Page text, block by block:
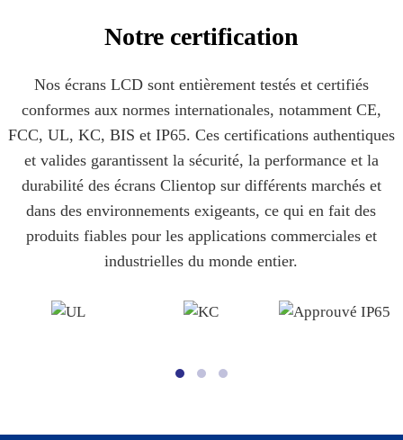
Notre certification
Nos écrans LCD sont entièrement testés et certifiés
conformes aux normes internationales, notamment CE,
FCC, UL, KC, BIS et IP65. Ces certifications authentiques
et valides garantissent la sécurité, la performance et la
durabilité des écrans Clientop sur différents marchés et
dans des environnements exigeants, ce qui en fait des
produits fiables pour les applications commerciales et
industrielles du monde entier.